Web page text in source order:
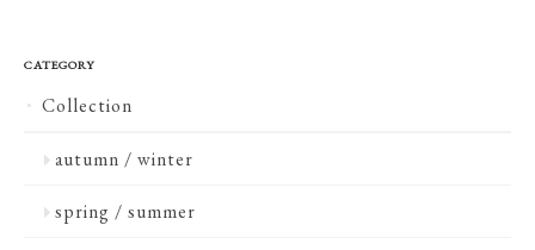
CATEGORY
Collection
autumn / winter
spring / summer